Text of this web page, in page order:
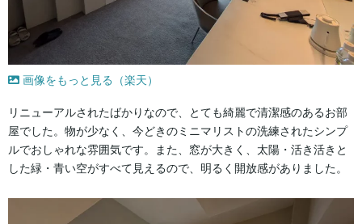
画像をもっと見る（楽天）
リニューアルされたばかりなので、とても綺麗で清潔感のあるお部
屋でした。物が少なく、今どきのミニマリストの洗練されたシンプ
ルでおしゃれな雰囲気です。また、窓が大きく、太陽・活き活きと
した緑・青い空がすべて見えるので、明るく開放感がありました。